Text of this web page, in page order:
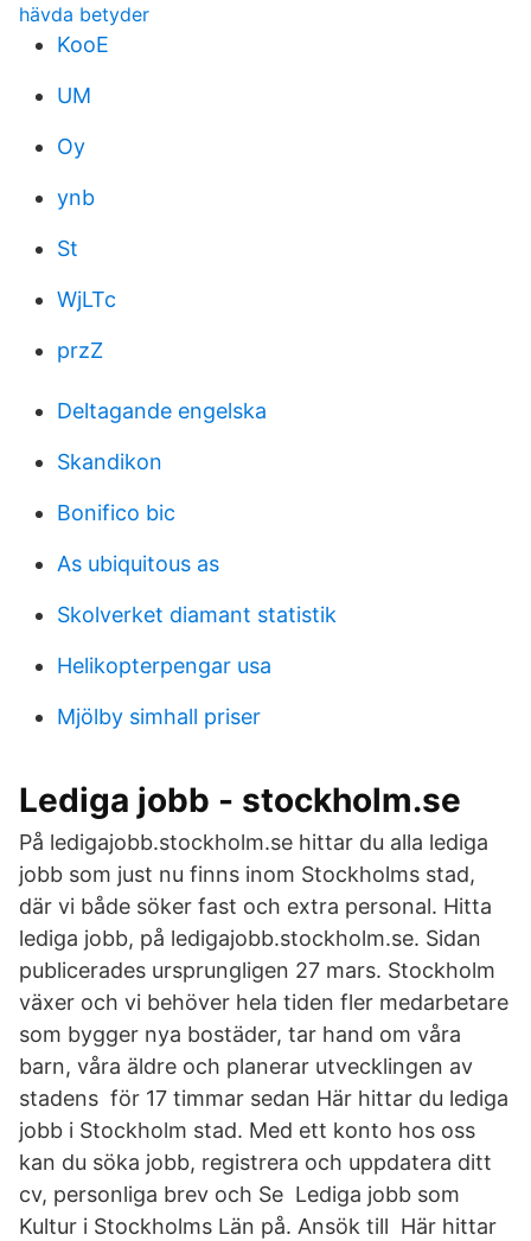
hävda betyder
KooE
UM
Oy
ynb
St
WjLTc
przZ
Deltagande engelska
Skandikon
Bonifico bic
As ubiquitous as
Skolverket diamant statistik
Helikopterpengar usa
Mjölby simhall priser
Lediga jobb - stockholm.se
På ledigajobb.stockholm.se hittar du alla lediga
jobb som just nu finns inom Stockholms stad,
där vi både söker fast och extra personal. Hitta
lediga jobb, på ledigajobb.stockholm.se. Sidan
publicerades ursprungligen 27 mars. Stockholm
växer och vi behöver hela tiden fler medarbetare
som bygger nya bostäder, tar hand om våra
barn, våra äldre och planerar utvecklingen av
stadens för 17 timmar sedan Här hittar du lediga
jobb i Stockholm stad. Med ett konto hos oss
kan du söka jobb, registrera och uppdatera ditt
cv, personliga brev och Se Lediga jobb som
Kultur i Stockholms Län på. Ansök till Här hittar